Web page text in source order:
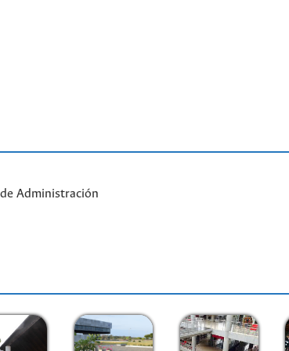
Administración